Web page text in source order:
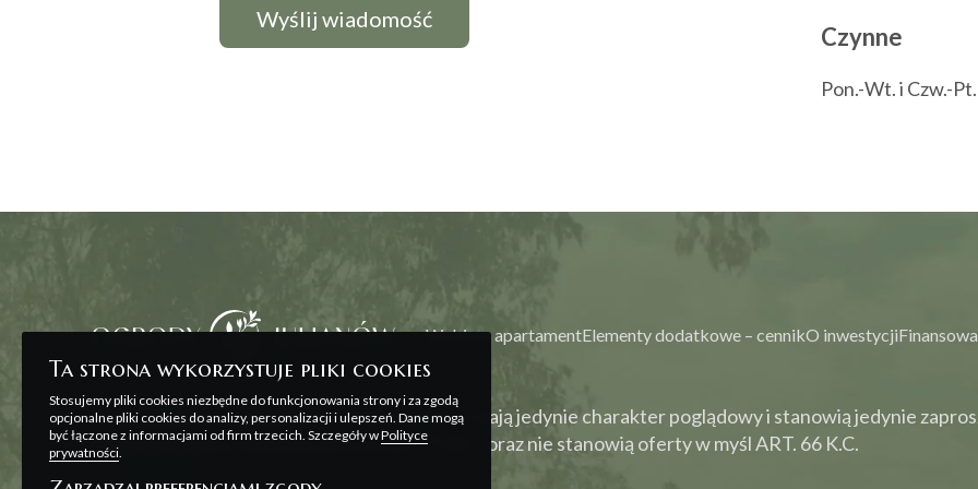
Czynne
Pon.-Wt. i Czw.-
Wybierz apartamentElementy dodatkowe – cennikO inwestycji
Wszelkie prezentowane na stronie materiały mają jedynie charakter poglądowy i stanowią jedynie
zawarcia umowy, o której mowa w ART. 71 K.C. oraz nie stanowią oferty w myśl ART. 66 K.C.
Ta strona wykorzystuje pliki cookies
Stosujemy pliki cookies niezbędne do funkcjonowania strony i za zgodą
opcjonalne pliki cookies do analizy, personalizacji i ulepszeń. Dane mogą
być łączone z informacjami od firm trzecich. Szczegóły wPolityce
prywatności.